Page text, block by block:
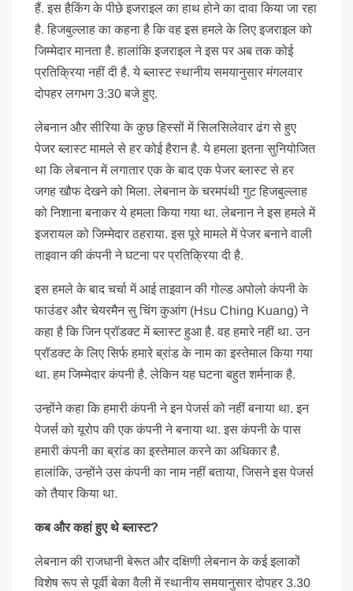
हैं. इस हैकिंग के पीछे इजराइल का हाथ होने का दावा किया जा रहा
है. हिजबुल्लाह का कहना है कि वह इस हमले के लिए इजराइल को
जिम्मेदार मानता है. हालांकि इजराइल ने इस पर अब तक कोई
प्रतिक्रिया नहीं दी है. ये ब्लास्ट स्थानीय समयानुसार मंगलवार
दोपहर लगभग 3:30 बजे हुए.
लेबनान और सीरिया के कुछ हिस्सों में सिलसिलेवार ढंग से हुए
पेजर ब्लास्ट मामले से हर कोई हैरान है. ये हमला इतना सुनियोजित
था कि लेबनान में लगातार एक के बाद एक पेजर ब्लास्ट से हर
जगह खौफ देखने को मिला. लेबनान के चरमपंथी गुट हिजबुल्लाह
को निशाना बनाकर ये हमला किया गया था. लेबनान ने इस हमले में
इजरायल को जिम्मेदार ठहराया. इस पूरे मामले में पेजर बनाने वाली
ताइवान की कंपनी ने घटना पर प्रतिक्रिया दी है.
इस हमले के बाद चर्चा में आई ताइवान की गोल्ड अपोलो कंपनी के
फाउंडर और चेयरमैन सु चिंग कुआंग (Hsu Ching Kuang) ने
कहा है कि जिन प्रॉडक्ट में ब्लास्ट हुआ है. वह हमारे नहीं था. उन
प्रॉडक्ट के लिए सिर्फ हमारे ब्रांड के नाम का इस्तेमाल किया गया
था. हम जिम्मेदार कंपनी है. लेकिन यह घटना बहुत शर्मनाक है.
उन्होंने कहा कि हमारी कंपनी ने इन पेजर्स को नहीं बनाया था. इन
पेजर्स को यूरोप की एक कंपनी ने बनाया था. इस कंपनी के पास
हमारी कंपनी का ब्रांड का इस्तेमाल करने का अधिकार है.
हालांकि, उन्होंने उस कंपनी का नाम नहीं बताया, जिसने इस पेजर्स
को तैयार किया था.
कब और कहां हुए थे ब्लास्ट?
लेबनान की राजधानी बेरूत और दक्षिणी लेबनान के कई इलाकों
विशेष रूप से पूर्वी बेका वैली में स्थानीय समयानुसार दोपहर 3.30